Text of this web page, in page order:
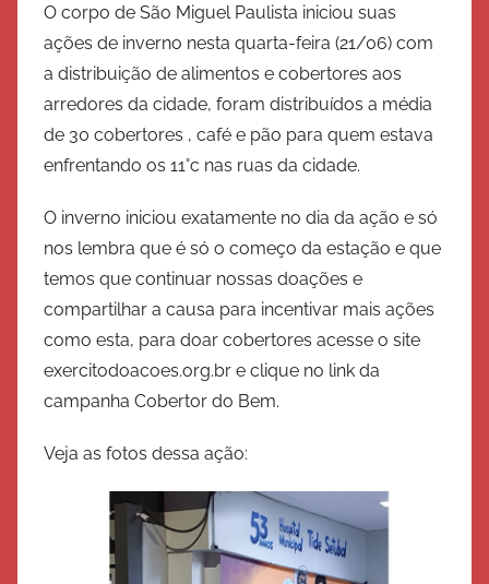
r
E
x
é
r
c
t
o
d
e
S
a
o
O corpo de São Miguel Paulista iniciou suas
ações de inverno nesta quarta-feira (21/06) com
a distribuição de alimentos e cobertores aos
arredores da cidade, foram distribuídos a média
de 30 cobertores , café e pão para quem estava
enfrentando os 11°c nas ruas da cidade.
O inverno iniciou exatamente no dia da ação e só
nos lembra que é só o começo da estação e que
temos que continuar nossas doações e
compartilhar a causa para incentivar mais ações
como esta, para doar cobertores acesse o site
exercitodoacoes.org.br e clique no link da
campanha Cobertor do Bem.
Veja as fotos dessa ação: